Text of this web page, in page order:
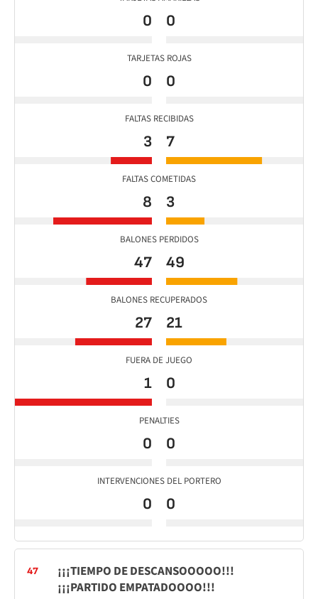
0 0
TARJETAS ROJAS
0 0
FALTAS RECIBIDAS
3 7
FALTAS COMETIDAS
8 3
BALONES PERDIDOS
47 49
BALONES RECUPERADOS
27 21
FUERA DE JUEGO
1 0
PENALTIES
0 0
INTERVENCIONES DEL PORTERO
0 0
47
¡¡¡TIEMPO DE DESCANSOOOOO!!!
¡¡¡PARTIDO EMPATADOOOO!!!